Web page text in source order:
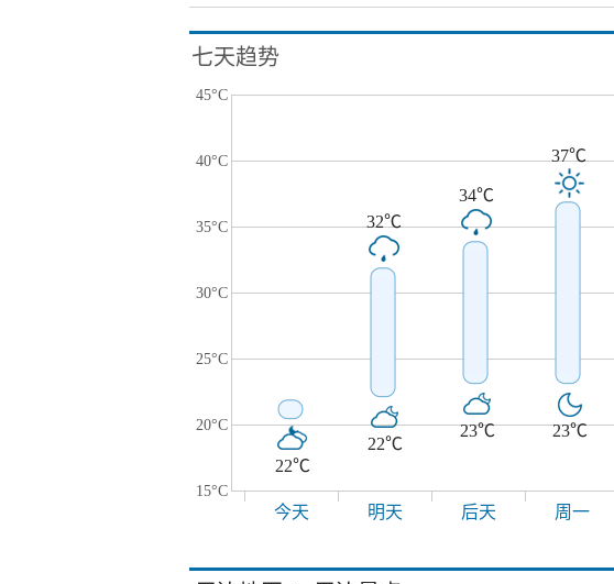
七天趋势
45°C
40°C
35°C
30°C
25°C
20°C
15°C
22℃
32℃
22℃
34℃
23℃
37℃
23℃
今天 明天 后天 周一